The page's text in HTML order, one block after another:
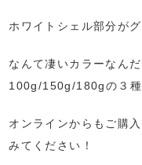
ホワイトシェル部分が
なんて凄いカラーなん
100g/150g/180gの３種
オンラインからもご購
みてください！